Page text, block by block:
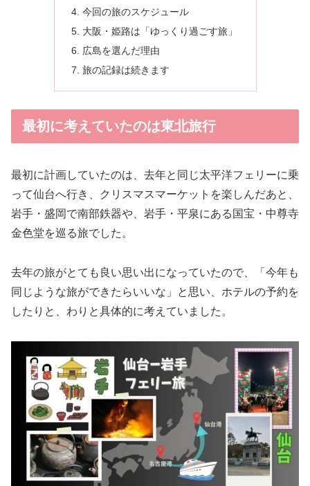
今回の旅のスケジュール
大阪・姫路は「ゆっくり過ごす旅」
広島を選んだ理由
旅の記録は続きます
最初に考えていたのは東北旅行
最初に計画していたのは、去年と同じ太平洋フェリーに乗
って仙台へ行き、クリスマスマーケットを楽しんだあと、
岩手・盛岡で南部鉄器や、岩手・平泉にある国宝・中尊寺
金色堂を巡る旅でした。
去年の旅がとても良い思い出になっていたので、「今年も
同じような旅ができたらいいな」と思い、ホテルの予約を
したりと、わりと具体的に考えていました。